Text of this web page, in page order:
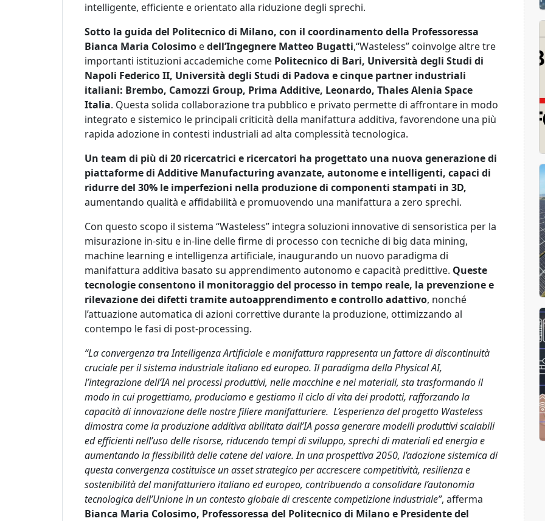
intelligente, efficiente e orientato alla riduzione degli sprechi.
Sotto la guida del Politecnico di Milano, con il coordinamento della Professoressa
Bianca Maria Colosimo edell’Ingegnere Matteo Bugatti,“Wasteless” coinvolge altre tre
importanti istituzioni accademiche come Politecnico di Bari, Università degli Studi di
Napoli Federico II, Università degli Studi di Padova e cinque partner industriali
italiani: Brembo, Camozzi Group, Prima Additive, Leonardo, Thales Alenia Space
Italia. Questa solida collaborazione tra pubblico e privato permette di affrontare in modo
integrato e sistemico le principali criticità della manifattura additiva, favorendone una più
rapida adozione in contesti industriali ad alta complessità tecnologica.
Un team di più di 20 ricercatrici e ricercatori ha progettato una nuova generazione di
piattaforme di Additive Manufacturing avanzate, autonome e intelligenti, capaci di
ridurre del 30% le imperfezioni nella produzione di componenti stampati in 3D,
aumentando qualità e affidabilità e promuovendo una manifattura a zero sprechi.
Con questo scopo il sistema “Wasteless” integra soluzioni innovative di sensoristica per la
misurazione in-situ e in-line delle firme di processo con tecniche di big data mining,
machine learning e intelligenza artificiale, inaugurando un nuovo paradigma di
manifattura additiva basato su apprendimento autonomo e capacità predittive. Queste
tecnologie consentono il monitoraggio del processo in tempo reale, la prevenzione e
rilevazione dei difetti tramite autoapprendimento e controllo adattivo, nonché
l’attuazione automatica di azioni correttive durante la produzione, ottimizzando al
contempo le fasi di post-processing.
“La convergenza tra Intelligenza Artificiale e manifattura rappresenta un fattore di discontinuità
cruciale per il sistema industriale italiano ed europeo. Il paradigma della Physical AI,
l’integrazione dell’IA nei processi produttivi, nelle macchine e nei materiali, sta trasformando il
modo in cui progettiamo, produciamo e gestiamo il ciclo di vita dei prodotti, rafforzando la
capacità di innovazione delle nostre filiere manifatturiere. L’esperienza del progetto Wasteless
dimostra come la produzione additiva abilitata dall’IA possa generare modelli produttivi scalabili
ed efficienti nell’uso delle risorse, riducendo tempi di sviluppo, sprechi di materiali ed energia e
aumentando la flessibilità delle catene del valore.In una prospettiva 2050, l’adozione sistemica di
questa convergenza costituisce un asset strategico per accrescere competitività, resilienza e
sostenibilità del manifatturiero italiano ed europeo, contribuendo a consolidare l’autonomia
tecnologica dell’Unione in un contesto globale di crescente competizione industriale”, afferma
Bianca Maria Colosimo, Professoressa del Politecnico di Milano e Presidente del